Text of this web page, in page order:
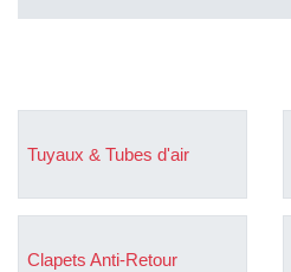
Tuyaux & Tubes d'air
Clapets Anti-Retour